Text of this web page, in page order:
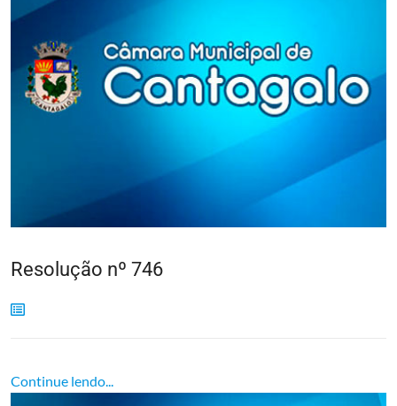
Resolução nº 746
Continue lendo...